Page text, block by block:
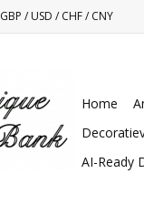
GBP /USD /CHF/CNY
Home
AI-Ready